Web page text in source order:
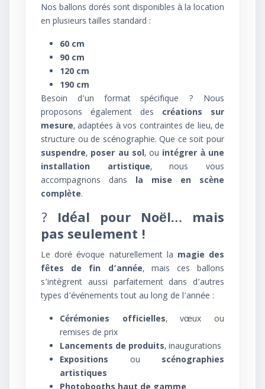
Nos ballons dorés sont disponibles à la location
en plusieurs tailles standard :
60 cm
90 cm
120 cm
190 cm
Besoin d’un format spécifique ? Nous
proposons également des créations sur
mesure, adaptées à vos contraintes de lieu, de
structure ou de scénographie. Que ce soit pour
suspendre, poser au sol, ou intégrer à une
installation artistique, nous vous
accompagnons dans la mise en scène
complète.
? Idéal pour Noël… mais
pas seulement !
Le doré évoque naturellement la magie des
fêtes de fin d’année, mais ces ballons
s’intègrent aussi parfaitement dans d’autres
types d’événements tout au long de l’année :
Cérémonies officielles, vœux ou
remises de prix
Lancements de produits, inaugurations
Expositions ou scénographies
artistiques